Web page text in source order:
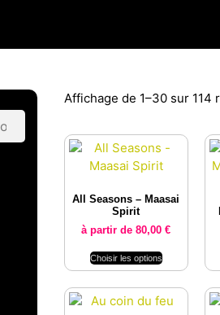
Affichage de 1–30 sur 114
All Seasons – Maasai
Spirit
à partir de80,00€
Choisir les options